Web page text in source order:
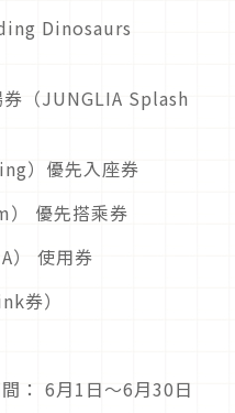
Dinosaurs
（JUNGLIA Splash
）優先入座券
優先搭乘券
） 使用券
券）
： 6月1日～6月30日